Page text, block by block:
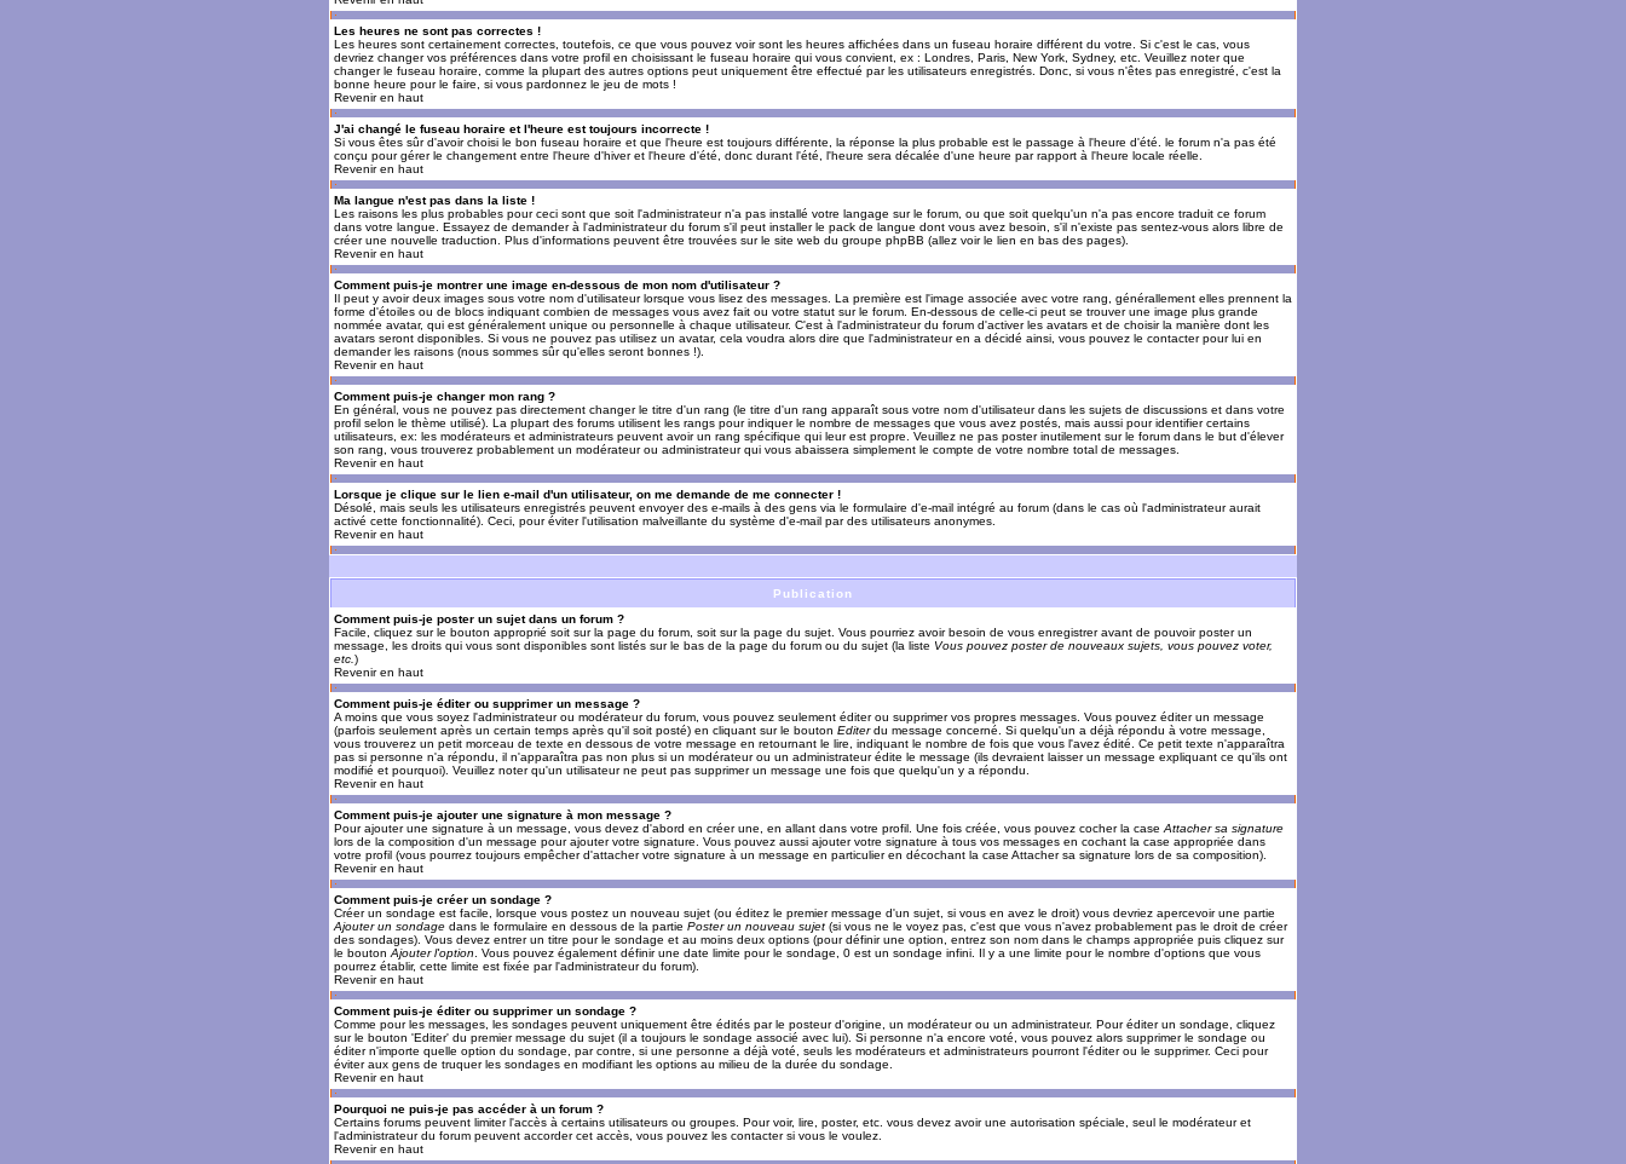
Les heures ne sont pas correctes !
Les heures sont certainement correctes, toutefois, ce que vous pouvez voir sont les heures affichées dans un fuseau horaire différent du votre. Si c'est le cas, vous
devriez changer vos préférences dans votre profil en choisissant le fuseau horaire qui vous convient, ex : Londres, Paris, New York, Sydney, etc. Veuillez noter que
changer le fuseau horaire, comme la plupart des autres options peut uniquement être effectué par les utilisateurs enregistrés. Donc, si vous n'êtes pas enregistré, c'est la
bonne heure pour le faire, si vous pardonnez le jeu de mots !
Revenir en haut
J'ai changé le fuseau horaire et l'heure est toujours incorrecte !
Si vous êtes sûr d'avoir choisi le bon fuseau horaire et que l'heure est toujours différente, la réponse la plus probable est le passage à l'heure d'été. le forum n'a pas été
conçu pour gérer le changement entre l'heure d'hiver et l'heure d'été, donc durant l'été, l'heure sera décalée d'une heure par rapport à l'heure locale réelle.
Revenir en haut
Ma langue n'est pas dans la liste !
Les raisons les plus probables pour ceci sont que soit l'administrateur n'a pas installé votre langage sur le forum, ou que soit quelqu'un n'a pas encore traduit ce forum
dans votre langue. Essayez de demander à l'administrateur du forum s'il peut installer le pack de langue dont vous avez besoin, s'il n'existe pas sentez-vous alors libre de
créer une nouvelle traduction. Plus d'informations peuvent être trouvées sur le site web du groupe phpBB (allez voir le lien en bas des pages).
Revenir en haut
Comment puis-je montrer une image en-dessous de mon nom d'utilisateur ?
Il peut y avoir deux images sous votre nom d'utilisateur lorsque vous lisez des messages. La première est l'image associée avec votre rang, générallement elles prennent la
forme d'étoiles ou de blocs indiquant combien de messages vous avez fait ou votre statut sur le forum. En-dessous de celle-ci peut se trouver une image plus grande
nommée avatar, qui est généralement unique ou personnelle à chaque utilisateur. C'est à l'administrateur du forum d'activer les avatars et de choisir la manière dont les
avatars seront disponibles. Si vous ne pouvez pas utilisez un avatar, cela voudra alors dire que l'administrateur en a décidé ainsi, vous pouvez le contacter pour lui en
demander les raisons (nous sommes sûr qu'elles seront bonnes !).
Revenir en haut
Comment puis-je changer mon rang ?
En général, vous ne pouvez pas directement changer le titre d'un rang (le titre d'un rang apparaît sous votre nom d'utilisateur dans les sujets de discussions et dans votre
profil selon le thème utilisé). La plupart des forums utilisent les rangs pour indiquer le nombre de messages que vous avez postés, mais aussi pour identifier certains
utilisateurs, ex: les modérateurs et administrateurs peuvent avoir un rang spécifique qui leur est propre. Veuillez ne pas poster inutilement sur le forum dans le but d'élever
son rang, vous trouverez probablement un modérateur ou administrateur qui vous abaissera simplement le compte de votre nombre total de messages.
Revenir en haut
Lorsque je clique sur le lien e-mail d'un utilisateur, on me demande de me connecter !
Désolé, mais seuls les utilisateurs enregistrés peuvent envoyer des e-mails à des gens via le formulaire d'e-mail intégré au forum (dans le cas où l'administrateur aurait
activé cette fonctionnalité). Ceci, pour éviter l'utilisation malveillante du système d'e-mail par des utilisateurs anonymes.
Revenir en haut
Publication
Comment puis-je poster un sujet dans un forum ?
Facile, cliquez sur le bouton approprié soit sur la page du forum, soit sur la page du sujet. Vous pourriez avoir besoin de vous enregistrer avant de pouvoir poster un
message, les droits qui vous sont disponibles sont listés sur le bas de la page du forum ou du sujet (la liste Vous pouvez poster de nouveaux sujets, vous pouvez voter,
etc. )
Revenir en haut
Comment puis-je éditer ou supprimer un message ?
A moins que vous soyez l'administrateur ou modérateur du forum, vous pouvez seulement éditer ou supprimer vos propres messages. Vous pouvez éditer un message
(parfois seulement après un certain temps après qu'il soit posté) en cliquant sur le bouton Editerdu message concerné. Si quelqu'un a déjà répondu à votre message,
vous trouverez un petit morceau de texte en dessous de votre message en retournant le lire, indiquant le nombre de fois que vous l'avez édité. Ce petit texte n'apparaîtra
pas si personne n'a répondu, il n'apparaîtra pas non plus si un modérateur ou un administrateur édite le message (ils devraient laisser un message expliquant ce qu'ils ont
modifié et pourquoi). Veuillez noter qu'un utilisateur ne peut pas supprimer un message une fois que quelqu'un y a répondu.
Revenir en haut
Comment puis-je ajouter une signature à mon message ?
Pour ajouter une signature à un message, vous devez d'abord en créer une, en allant dans votre profil. Une fois créée, vous pouvez cocher la case Attacher sa signature
lors de la composition d'un message pour ajouter votre signature. Vous pouvez aussi ajouter votre signature à tous vos messages en cochant la case appropriée dans
votre profil (vous pourrez toujours empêcher d'attacher votre signature à un message en particulier en décochant la case Attacher sa signature lors de sa composition).
Revenir en haut
Comment puis-je créer un sondage ?
Créer un sondage est facile, lorsque vous postez un nouveau sujet (ou éditez le premier message d'un sujet, si vous en avez le droit) vous devriez apercevoir une partie
Ajouter un sondage dans le formulaire en dessous de la partie Poster un nouveau sujet (si vous ne le voyez pas, c'est que vous n'avez probablement pas le droit de créer
des sondages). Vous devez entrer un titre pour le sondage et au moins deux options (pour définir une option, entrez son nom dans le champs appropriée puis cliquez sur
le bouton Ajouter l'option . Vous pouvez également définir une date limite pour le sondage, 0 est un sondage infini. Il y a une limite pour le nombre d'options que vous
pourrez établir, cette limite est fixée par l'administrateur du forum).
Revenir en haut
Comment puis-je éditer ou supprimer un sondage ?
Comme pour les messages, les sondages peuvent uniquement être édités par le posteur d'origine, un modérateur ou un administrateur. Pour éditer un sondage, cliquez
sur le bouton 'Editer' du premier message du sujet (il a toujours le sondage associé avec lui). Si personne n'a encore voté, vous pouvez alors supprimer le sondage ou
éditer n'importe quelle option du sondage, par contre, si une personne a déjà voté, seuls les modérateurs et administrateurs pourront l'éditer ou le supprimer. Ceci pour
éviter aux gens de truquer les sondages en modifiant les options au milieu de la durée du sondage.
Revenir en haut
Pourquoi ne puis-je pas accéder à un forum ?
Certains forums peuvent limiter l'accès à certains utilisateurs ou groupes. Pour voir, lire, poster, etc. vous devez avoir une autorisation spéciale, seul le modérateur et
l'administrateur du forum peuvent accorder cet accès, vous pouvez les contacter si vous le voulez.
Revenir en haut